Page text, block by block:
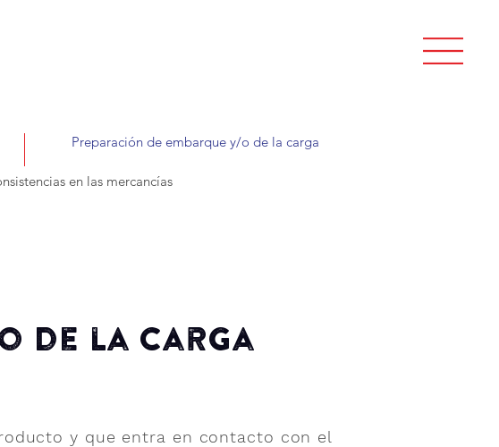
Preparación de embarque y/o de la carga
en las mercancías
de la carga
y que entra en contacto con el